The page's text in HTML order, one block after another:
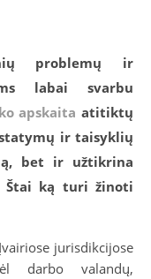
problemų ir
labai svarbu
apskaita atitiktų
ir taisyklių
bet ir užtikrina
Štai ką turi žinoti
jurisdikcijose
darbo valandų,